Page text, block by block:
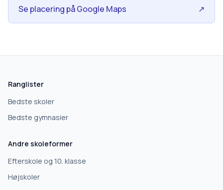
Se placering på Google Maps ↗
Hvad leder du efter?
Vi bruger dit valg til at stille de rigtige spørgsmål.
Grundskole
10. klasse
Ranglister
Bedste skoler
Bedste gymnasier
Andre skoleformer
Efterskole og 10. klasse
Højskoler